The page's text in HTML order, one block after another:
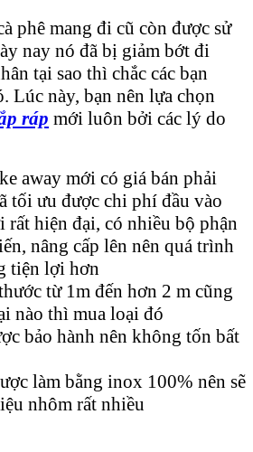
phê mang đi cũ còn được sử
nay nó đã bị giảm bớt đi
tại sao thì chắc các bạn
Lúc này, bạn nên lựa chọn
ráp mới luôn bởi các lý do
away mới có giá bán phải
tối ưu được chi phí đầu vào
rất hiện đại, có nhiều bộ phận
nâng cấp lên nên quá trình
tiện lợi hơn
từ 1m đến hơn 2 m cũng
nào thì mua loại đó
bảo hành nên không tốn bất
làm bằng inox 100% nên sẽ
nhôm rất nhiều